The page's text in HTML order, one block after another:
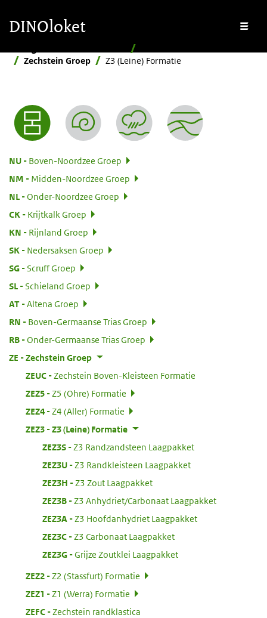
DINOloket
Zechstein Groep
Z3 (Leine) Formatie
Nomenclator menu
NU:
Boven-Noordzee Groep
NM
Midden-Noordzee Groep
NL
Onder-Noordzee Groep
CK:
Krijtkalk Groep
KN
Rijnland Groep
SK:
Nedersaksen Groep
SG:
Scruff Groep
SL
Schieland Groep
AT:
Altena Groep
RN
Boven-Germaanse Trias Groep
RB:
Onder-Germaanse Trias Groep
ZE
Zechstein Groep
ZEUC:
Zechstein Boven-Kleisteen Formatie
ZEZ5:
Z5 (Ohre) Formatie
ZEZ4:
Z4 (Aller) Formatie
ZEZ3:
Z3 (Leine) Formatie
ZEZ3S:
Z3 Randzandsteen Laagpakket
ZEZ3U:
Z3 Randkleisteen Laagpakket
ZEZ3H
Z3 Zout Laagpakket
ZEZ3B:
Z3 Anhydriet/Carbonaat Laagpakket
ZEZ3A
Z3 Hoofdanhydriet Laagpakket
ZEZ3C:
Z3 Carbonaat Laagpakket
ZEZ3G:
Grijze Zoutklei Laagpakket
ZEZ2:
Z2 (Stassfurt) Formatie
ZEZ1
Z1 (Werra) Formatie
ZEFC:
Zechstein randklastica